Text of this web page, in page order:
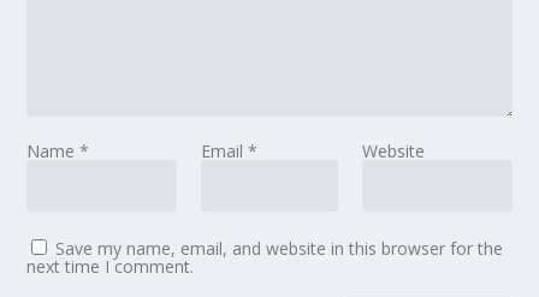
Name* Email * Website
Save my name, email, and website in this browser for the
next time I comment.